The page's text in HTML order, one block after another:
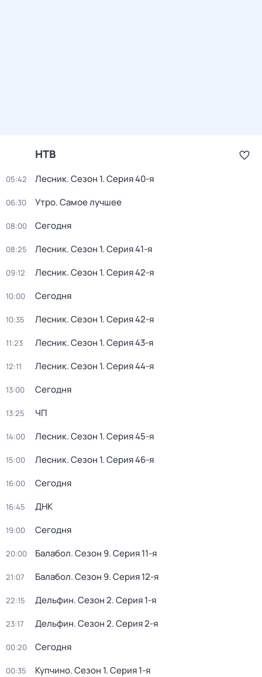
НТВ
05:42 Лесник. Сезон 1. Серия 40-я
06:30 Утро. Самое лучшее
08:00 Сегодня
08:25 Лесник. Сезон 1. Серия 41-я
09:12 Лесник. Сезон 1. Серия 42-я
10:00 Сегодня
10:35 Лесник. Сезон 1. Серия 42-я
11:23 Лесник. Сезон 1. Серия 43-я
12:11 Лесник. Сезон 1. Серия 44-я
13:00 Сегодня
13:25 ЧП
14:00 Лесник. Сезон 1. Серия 45-я
15:00 Лесник. Сезон 1. Серия 46-я
16:00 Сегодня
16:45 ДНК
19:00 Сегодня
20:00 Балабол. Сезон 9. Серия 11-я
21:07 Балабол. Сезон 9. Серия 12-я
22:15 Дельфин. Сезон 2. Серия 1-я
23:17 Дельфин. Сезон 2. Серия 2-я
00:20 Сегодня
00:35 Купчино. Сезон 1. Серия 1-я